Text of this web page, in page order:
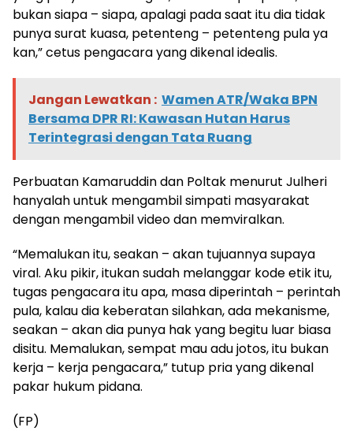
bukan siapa – siapa, apalagi pada saat itu dia tidak
punya surat kuasa, petenteng – petenteng pula ya
kan,” cetus pengacara yang dikenal idealis.
Jangan Lewatkan : Wamen ATR/Waka BPN
Bersama DPR RI: Kawasan Hutan Harus
Terintegrasi dengan Tata Ruang
Perbuatan Kamaruddin dan Poltak menurut Julheri
hanyalah untuk mengambil simpati masyarakat
dengan mengambil video dan memviralkan.
“Memalukan itu, seakan – akan tujuannya supaya
viral. Aku pikir, itukan sudah melanggar kode etik itu,
tugas pengacara itu apa, masa diperintah – perintah
pula, kalau dia keberatan silahkan, ada mekanisme,
seakan – akan dia punya hak yang begitu luar biasa
disitu. Memalukan, sempat mau adu jotos, itu bukan
kerja – kerja pengacara,” tutup pria yang dikenal
pakar hukum pidana.
(FP)